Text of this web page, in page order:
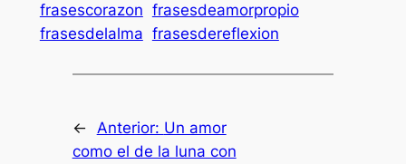
frasescorazon frasesdeamorpropio
frasesdelalma frasesdereflexion
← Anterior: Un amor
como el de la luna con